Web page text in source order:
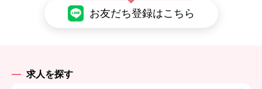
お友だち登録はこちら
求人を探す